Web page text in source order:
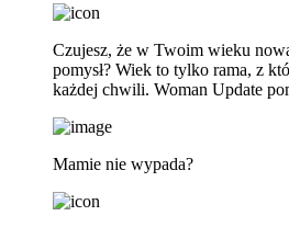
Czujesz, że w Twoim wieku
pomysł? Wiek to tylko rama, z
każdej chwili. Woman Update
Mamie nie wypada?